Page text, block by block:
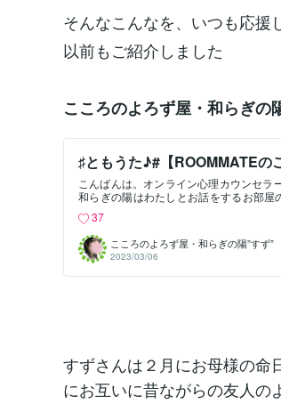
そんなこんなを、いつも応援
以前もご紹介しました
こころのよろず屋・和らぎ
♯ともうた♪#【ROOMMATEの
こんばんは。オンライン心理カウンセラ
和らぎの陽はわたしとお話をするお部屋
すみましょう。 本日はよろず屋新聞では
の夕方のこと。懐かしい名前から着信ア
さんよりお父様の最期のメッセージが届
になる直前に私宛てに伝言があったとい
息子さんとお父様はわたしが元努めて
よ。」 ここでわたしはその優しさに感
個人連絡先を知っていたからです。「
してくれてありがとう。退職してから
この番号からかけたよ。」 そう言って笑
37
こころのよろず屋・和らぎの陽”すず”
2023/03/06
すずさんは２月にお母様の命
にお互いに昔ながらの友人の